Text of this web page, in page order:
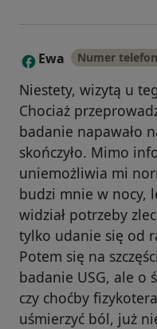
E Ewa Numer
Niestety, wizytą u
Chociaż
badanie napawało
skończyło. Mimo
uniemożliwia mi
budzi mnie w nocy,
widział potrzeby
tylko udanie się od
Potem się na
badanie USG, ale o
czy choćby
uśmierzyć ból, już